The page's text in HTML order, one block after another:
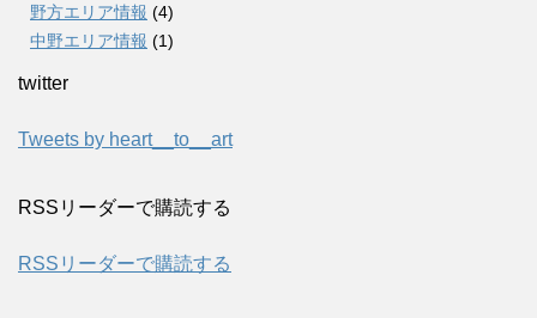
野方エリア情報 (4)
中野エリア情報 (1)
twitter
Tweets by heart__to__art
RSSリーダーで購読する
RSSリーダーで購読する